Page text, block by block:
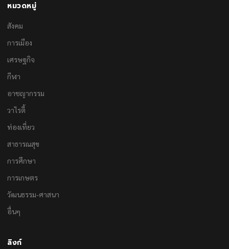
หมวดหมู่
สังคม
การเมือง
เศรษฐกิจ
กีฬา
อาชญากรรม
วาไรตี้
ท่องเที่ยว
สาธารณสุข
การศึกษา
การเกษตร
วัฒนธรรม-ศาสนา
อื่นๆ
ลิงก์